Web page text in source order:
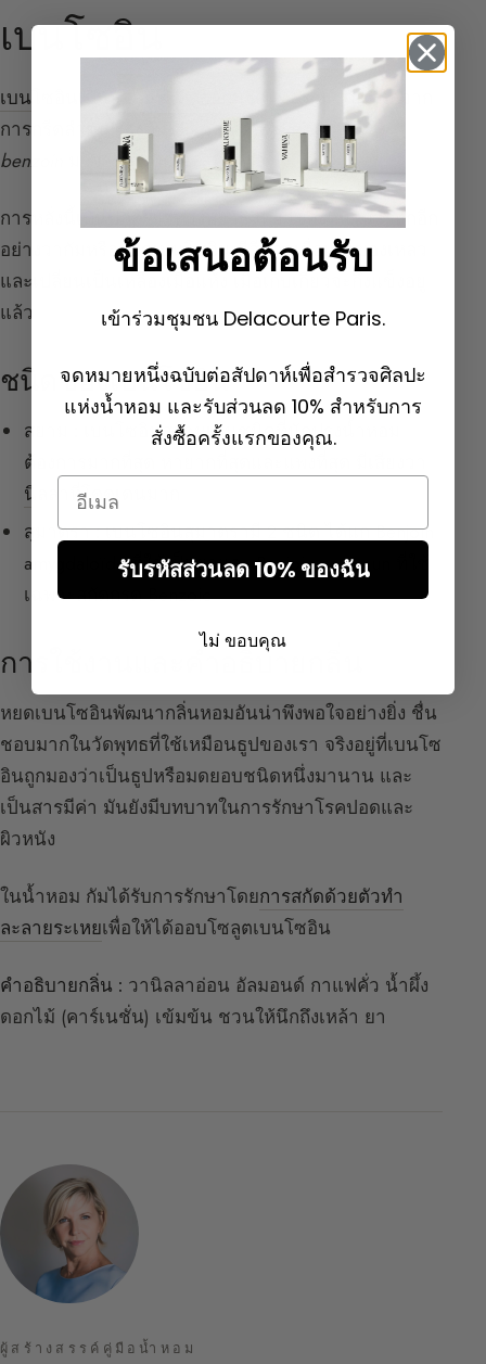
เบนโซอิน
เบนโซอิน
เป็นบาล์มที่ไหลออกมาตามธรรมชาติหรือจาก
การกรีดลำต้นของต้นไม้ในวงศ์ Styraceae : styrax
benzoin
มาจากสยามและสุมาตรา
การหลั่งนี้เป็นปฏิกิริยาทางพยาธิวิทยาของต้นไม้ เรียกอีก
อย่างว่ากัมหรือหยดเบนโซอิน มีสีขาวเมื่อเป็นของเหลว
และเปลี่ยนเป็นเหลืองเมื่อแห้ง เมื่อเก็บเกี่ยวจะกึ่งแข็งอยู่
แล้ว
ชนิดของเบนโซอิน
สยาม :
เบนโซอินสยามเป็นชนิดที่นักปรุงน้ำหอม
ต้องการมากที่สุด หายากที่สุดและแพงที่สุด มี
นิลลา
ที่โดดเด่นมาก
สุมาตรา :เบนโซอินสุมาตรามี 2 ชนิด ได้แก่ Benjoin
amygdaloïde ที่ใช้เป็นยาและ Benjoin commun ที่ใช้
เฉพาะสกัดกรด Benzoic
การใช้งานและคำอธิบายกลิ่น
หยดเบนโซอินพัฒนากลิ่นหอมอันน่าพึงพอใจอย่างยิ่ง ชื่น
ชอบมากในวัดพุทธที่ใช้เหมือนธูปของเรา จริงอยู่ที่เบนโซ
อินถูกมองว่าเป็นธูปหรือมดยอบชนิดหนึ่งมานาน และ
เป็นสารมีค่า มันยังมีบทบาทในการรักษาโรคปอดและ
ผิวหนัง
ในน้ำหอม กัมได้รับการรักษาโดยการสกัดด้วยตัวทำ
ละลายระเหยเพื่อให้ได้ออบโซลูตเบนโซอิน
คำอธิบายกลิ่น : วานิลลาอ่อน อัลมอนด์ กาแฟคั่ว น้ำผึ้ง
ดอกไม้ (คาร์เนชั่น) เข้มข้น ชวนให้นึกถึงเหล้า ยา
ผู้สร้างสรรค์คู่มือน้ำหอม
ข้อเสนอต้อนรับ
เข้าร่วมชุมชน Delacourte Paris.
จดหมายหนึ่งฉบับต่อสัปดาห์เพื่อสำรวจศิลปะ
แห่งน้ำหอม และรับส่วนลด 10% สำหรับการ
สั่งซื้อครั้งแรกของคุณ.
Email
รับรหัสส่วนลด 10% ของฉัน
ไม่ ขอบคุณ